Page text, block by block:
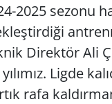
2025 sezonu
Direktör Ali
Ligde
rafa